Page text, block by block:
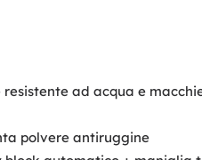
ad acqua e
polvere antiruggine